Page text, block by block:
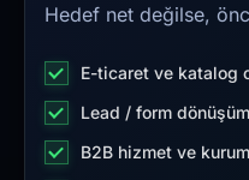
Hedef net değilse,
E-ticaret ve katalog
Lead / form
B2B hizmet ve